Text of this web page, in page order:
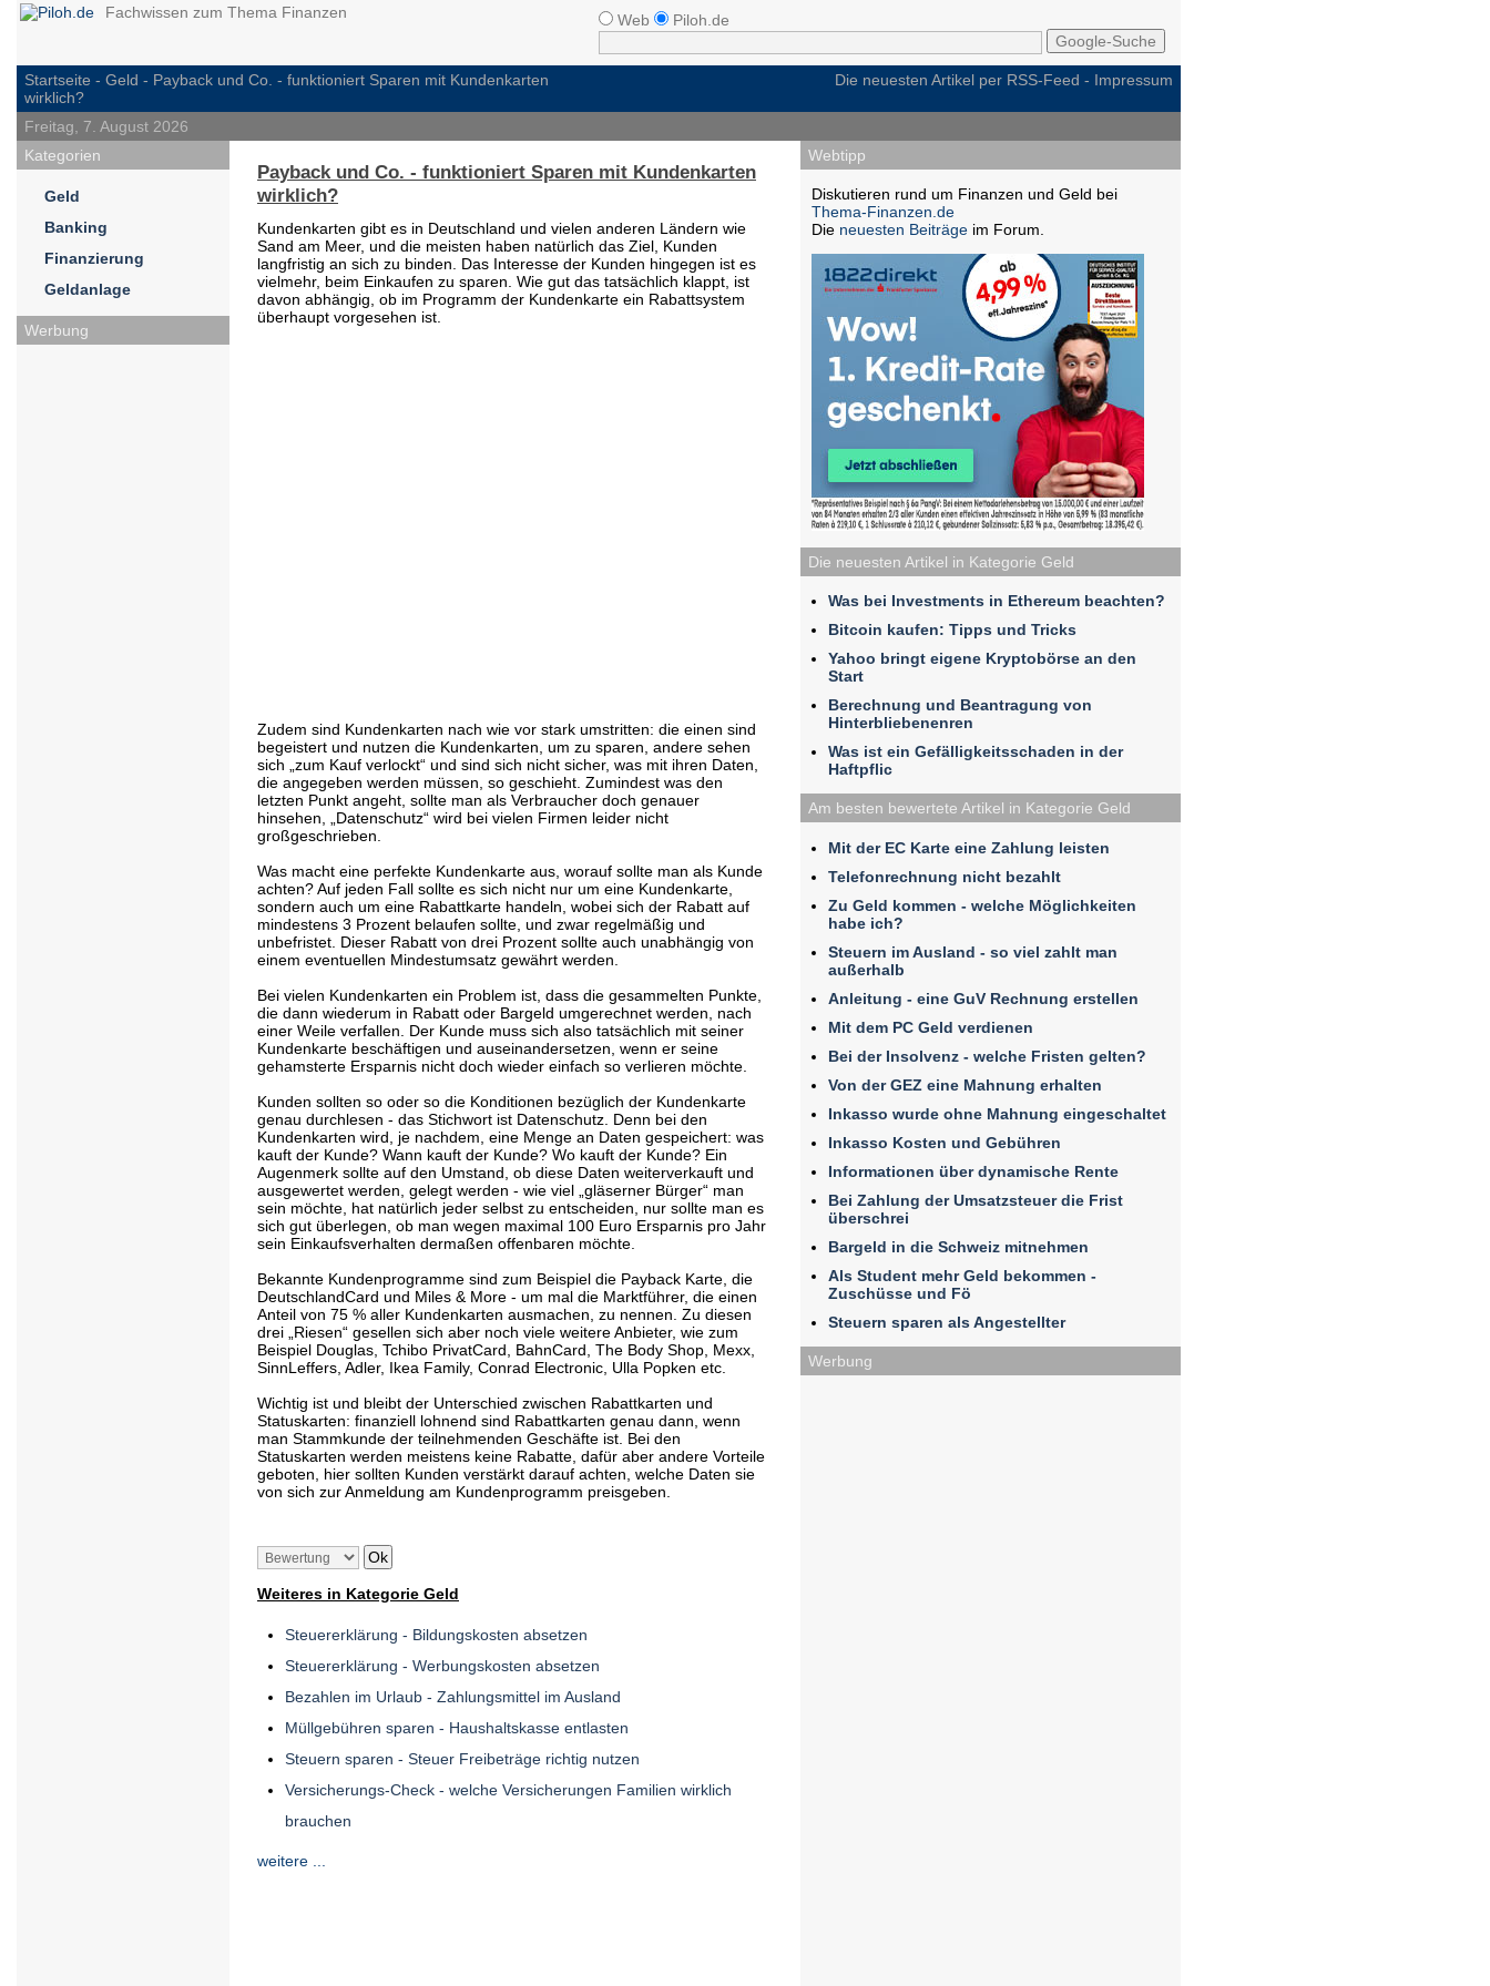
Fachwissen zum Thema Finanzen Web Piloh.de
Startseite - Geld - Payback und Co. - funktioniert Sparen mit Kundenkarten
wirklich?
Die neuesten Artikel per RSS-Feed - Impressum
Freitag, 7. August 2026
Kategorien
Geld
Banking
Finanzierung
Geldanlage
Werbung
Payback und Co. - funktioniert Sparen mit Kundenkarten
wirklich?
Kundenkarten gibt es in Deutschland und vielen anderen Ländern wie
Sand am Meer, und die meisten haben natürlich das Ziel, Kunden
langfristig an sich zu binden. Das Interesse der Kunden hingegen ist es
vielmehr, beim Einkaufen zu sparen. Wie gut das tatsächlich klappt, ist
davon abhängig, ob im Programm der Kundenkarte ein Rabattsystem
überhaupt vorgesehen ist.
Zudem sind Kundenkarten nach wie vor stark umstritten: die einen sind
begeistert und nutzen die Kundenkarten, um zu sparen, andere sehen
sich „zum Kauf verlockt“ und sind sich nicht sicher, was mit ihren Daten,
die angegeben werden müssen, so geschieht. Zumindest was den
letzten Punkt angeht, sollte man als Verbraucher doch genauer
hinsehen, „Datenschutz“ wird bei vielen Firmen leider nicht
großgeschrieben.
Was macht eine perfekte Kundenkarte aus, worauf sollte man als Kunde
achten? Auf jeden Fall sollte es sich nicht nur um eine Kundenkarte,
sondern auch um eine Rabattkarte handeln, wobei sich der Rabatt auf
mindestens 3 Prozent belaufen sollte, und zwar regelmäßig und
unbefristet. Dieser Rabatt von drei Prozent sollte auch unabhängig von
einem eventuellen Mindestumsatz gewährt werden.
Bei vielen Kundenkarten ein Problem ist, dass die gesammelten Punkte,
die dann wiederum in Rabatt oder Bargeld umgerechnet werden, nach
einer Weile verfallen. Der Kunde muss sich also tatsächlich mit seiner
Kundenkarte beschäftigen und auseinandersetzen, wenn er seine
gehamsterte Ersparnis nicht doch wieder einfach so verlieren möchte.
Kunden sollten so oder so die Konditionen bezüglich der Kundenkarte
genau durchlesen - das Stichwort ist Datenschutz. Denn bei den
Kundenkarten wird, je nachdem, eine Menge an Daten gespeichert: was
kauft der Kunde? Wann kauft der Kunde? Wo kauft der Kunde? Ein
Augenmerk sollte auf den Umstand, ob diese Daten weiterverkauft und
ausgewertet werden, gelegt werden - wie viel „gläserner Bürger“ man
sein möchte, hat natürlich jeder selbst zu entscheiden, nur sollte man es
sich gut überlegen, ob man wegen maximal 100 Euro Ersparnis pro Jahr
sein Einkaufsverhalten dermaßen offenbaren möchte.
Bekannte Kundenprogramme sind zum Beispiel die Payback Karte, die
DeutschlandCard und Miles & More - um mal die Marktführer, die einen
Anteil von 75 % aller Kundenkarten ausmachen, zu nennen. Zu diesen
drei „Riesen“ gesellen sich aber noch viele weitere Anbieter, wie zum
Beispiel Douglas, Tchibo PrivatCard, BahnCard, The Body Shop, Mexx,
SinnLeffers, Adler, Ikea Family, Conrad Electronic, Ulla Popken etc.
Wichtig ist und bleibt der Unterschied zwischen Rabattkarten und
Statuskarten: finanziell lohnend sind Rabattkarten genau dann, wenn
man Stammkunde der teilnehmenden Geschäfte ist. Bei den
Statuskarten werden meistens keine Rabatte, dafür aber andere Vorteile
geboten, hier sollten Kunden verstärkt darauf achten, welche Daten sie
von sich zur Anmeldung am Kundenprogramm preisgeben.
Weiteres in Kategorie Geld
Steuererklärung - Bildungskosten absetzen
Steuererklärung - Werbungskosten absetzen
Bezahlen im Urlaub - Zahlungsmittel im Ausland
Müllgebühren sparen - Haushaltskasse entlasten
Steuern sparen - Steuer Freibeträge richtig nutzen
Versicherungs-Check - welche Versicherungen Familien wirklich
brauchen
weitere ...
Webtipp
Diskutieren rund um Finanzen und Geld bei
Thema-Finanzen.de
Die neuesten Beiträgeim Forum.
Die neuesten Artikel in Kategorie Geld
Was bei Investments in Ethereum beachten?
Bitcoin kaufen: Tipps und Tricks
Yahoo bringt eigene Kryptobörse an den
Start
Berechnung und Beantragung von
Hinterbliebenenren
Was ist ein Gefälligkeitsschaden in der
Haftpflic
Am besten bewertete Artikel in Kategorie Geld
Mit der EC Karte eine Zahlung leisten
Telefonrechnung nicht bezahlt
Zu Geld kommen - welche Möglichkeiten
habe ich?
Steuern im Ausland - so viel zahlt man
außerhalb
Anleitung - eine GuV Rechnung erstellen
Mit dem PC Geld verdienen
Bei der Insolvenz - welche Fristen gelten?
Von der GEZ eine Mahnung erhalten
Inkasso wurde ohne Mahnung eingeschaltet
Inkasso Kosten und Gebühren
Informationen über dynamische Rente
Bei Zahlung der Umsatzsteuer die Frist
überschrei
Bargeld in die Schweiz mitnehmen
Als Student mehr Geld bekommen -
Zuschüsse und Fö
Steuern sparen als Angestellter
Werbung